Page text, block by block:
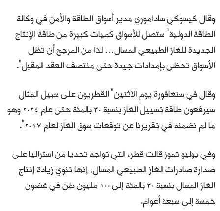
وقال كيسوكي ساداموري مدير أسواق الطاقة والأمن في وكالة
الطاقة الدولية” ستصل للأسواق كميات كبيرة من طاقة الإنتاج
الجديدة للغاز الطبيعي المسال… لذا من المرجح أن تظل
الأسواق تحظى بإمدادات جيدة حتى منتصف العقد المقبل“.
وقال في سنغافورة يوم الاثنين” القطريون على سبيل المثال
سيرفعون طاقة تسييل الغاز بنسبة 30 بالمئة حتى عام 2024 وهو
ما لم نضمنه في تقريرنا عن توقعات سوق الغاز لعام 2017“.
وفي يوليو تموز قالت قطر، التي تواجه تحديا من استراليا على
صدارة صادرات الغاز الطبيعي المسال، إنها تنوي زيادة إنتاج
الغاز المسال بنسبة 30 بالمئة إلى 100 مليون طن في غضون
خمسة إلى سبعة أعوام.